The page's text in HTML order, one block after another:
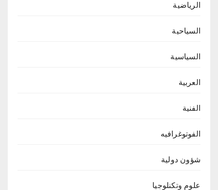
الرياضية
السياحية
السياسية
العربية
الفنية
الفوتوغرافيه
شؤون دولية
علوم وتكنلوجيا